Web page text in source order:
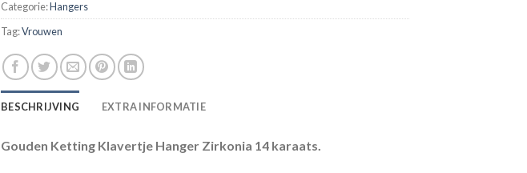
Categorie:Hangers
Tag:Vrouwen
BESCHRIJVING EXTRA INFORMATIE
Gouden Ketting Klavertje Hanger Zirkonia 14 karaats.